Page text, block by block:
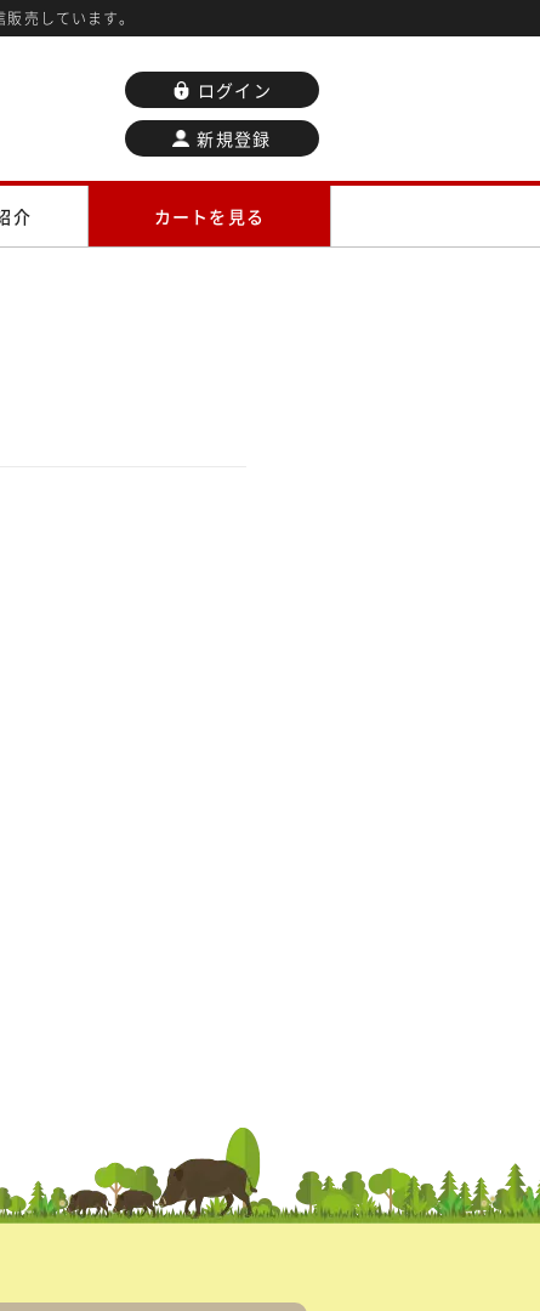
売しています。
ログイン
新規登録
介 カートを見る